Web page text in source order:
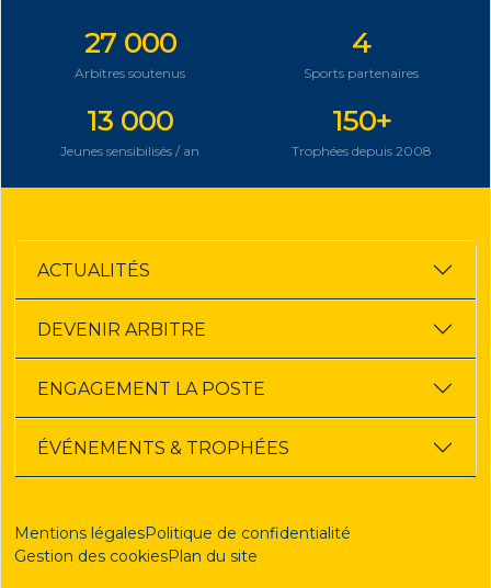
27 000
Arbitres soutenus
4
Sports partenaires
13 000
Jeunes sensibilisés / an
150+
Trophées depuis 2008
ACTUALITÉS
DEVENIR ARBITRE
ENGAGEMENT LA POSTE
ÉVÉNEMENTS & TROPHÉES
Mentions légalesPolitique de confidentialité
Gestion des cookiesPlan du site